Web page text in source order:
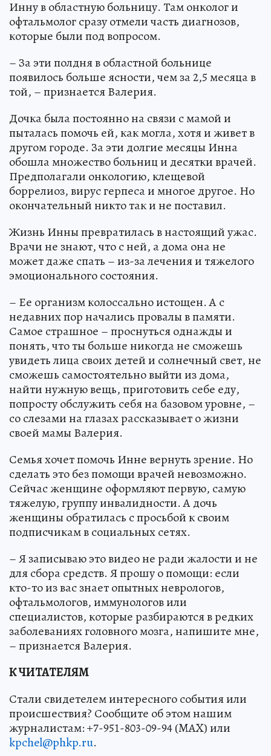
Инну в областную больницу. Там онколог и
офтальмолог сразу отмели часть диагнозов,
которые были под вопросом.
– За эти полдня в областной больнице
появилось больше ясности, чем за 2,5 месяца в
той, – признается Валерия.
Дочка была постоянно на связи с мамой и
пыталась помочь ей, как могла, хотя и живет в
другом городе. За эти долгие месяцы Инна
обошла множество больниц и десятки врачей.
Предполагали онкологию, клещевой
боррелиоз, вирус герпеса и многое другое. Но
окончательный никто так и не поставил.
Жизнь Инны превратилась в настоящий ужас.
Врачи не знают, что с ней, а дома она не
может даже спать – из-за лечения и тяжелого
эмоционального состояния.
– Ее организм колоссально истощен. А с
недавних пор начались провалы в памяти.
Самое страшное – проснуться однажды и
понять, что ты больше никогда не сможешь
увидеть лица своих детей и солнечный свет, не
сможешь самостоятельно выйти из дома,
найти нужную вещь, приготовить себе еду,
попросту обслужить себя на базовом уровне, –
со слезами на глазах рассказывает о жизни
своей мамы Валерия.
Семья хочет помочь Инне вернуть зрение. Но
сделать это без помощи врачей невозможно.
Сейчас женщине оформляют первую, самую
тяжелую, группу инвалидности. А дочь
женщины обратилась с просьбой к своим
подписчикам в социальных сетях.
– Я записываю это видео не ради жалости и не
для сбора средств. Я прошу о помощи: если
кто-то из вас знает опытных неврологов,
офтальмологов, иммунологов или
специалистов, которые разбираются в редких
заболеваниях головного мозга, напишите мне,
– признается Валерия.
К ЧИТАТЕЛЯМ
Стали свидетелем интересного события или
происшествия? Сообщите об этом нашим
журналистам: +7-951-803-09-94 (MAX) или
kpchel@phkp.ru.